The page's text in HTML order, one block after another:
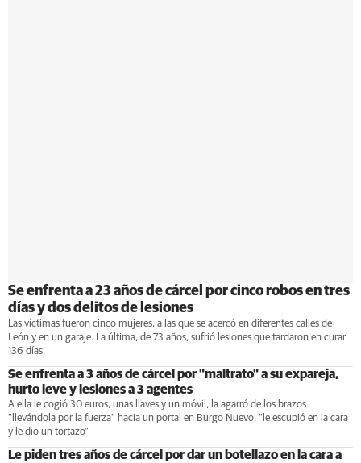
Se enfrenta a 23 años de cárcel por cinco robos en tres
días y dos delitos de lesiones
Las víctimas fueron cinco mujeres, a las que se acercó en diferentes calles de
León y en un garaje. La última, de 73 años, sufrió lesiones que tardaron en curar
136 días
Se enfrenta a 3 años de cárcel por "maltrato" a su expareja,
hurto leve y lesiones a 3 agentes
A ella le cogió 30 euros, unas llaves y un móvil, la agarró de los brazos
"llevándola por la fuerza" hacia un portal en Burgo Nuevo, "le escupió en la cara
y le dio un tortazo"
Le piden tres años de cárcel por dar un botellazo en la cara a